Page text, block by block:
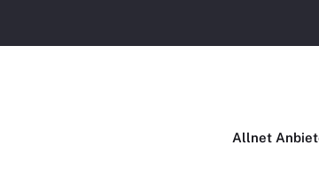
Allnet